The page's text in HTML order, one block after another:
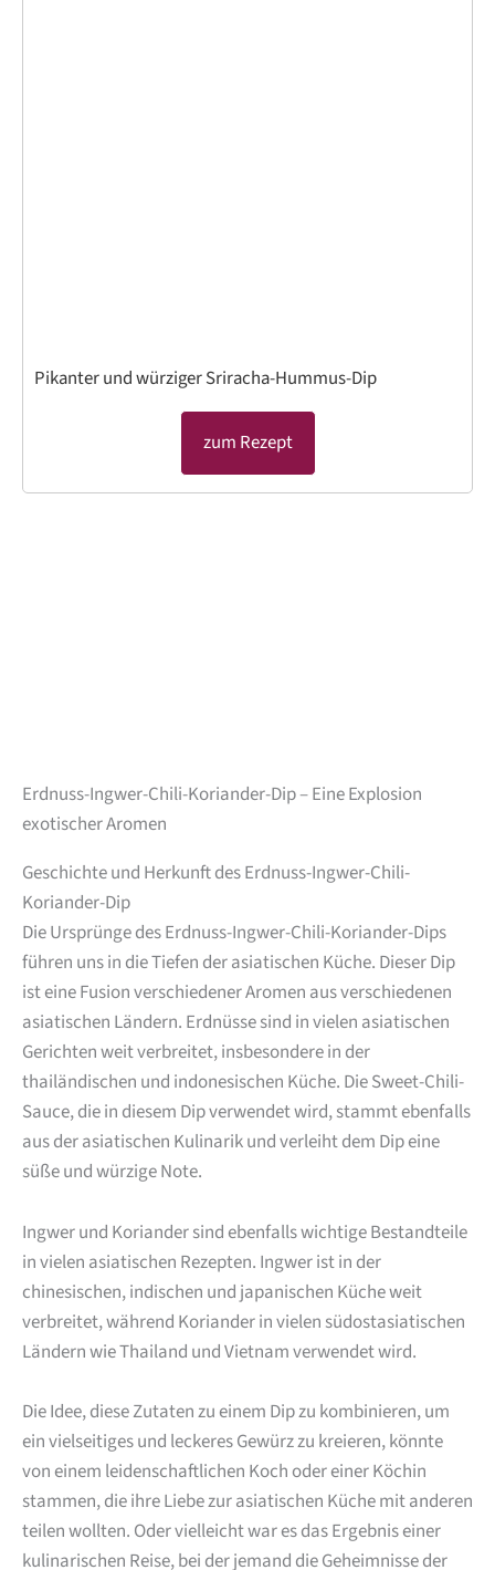
Pikanter und würziger Sriracha-Hummus-Dip
zum Rezept
Erdnuss-Ingwer-Chili-Koriander-Dip – Eine Explosion
exotischer Aromen
Geschichte und Herkunft des Erdnuss-Ingwer-Chili-
Koriander-Dip
Die Ursprünge des Erdnuss-Ingwer-Chili-Koriander-Dips
führen uns in die Tiefen der asiatischen Küche. Dieser Dip
ist eine Fusion verschiedener Aromen aus verschiedenen
asiatischen Ländern. Erdnüsse sind in vielen asiatischen
Gerichten weit verbreitet, insbesondere in der
thailändischen und indonesischen Küche. Die Sweet-Chili-
Sauce, die in diesem Dip verwendet wird, stammt ebenfalls
aus der asiatischen Kulinarik und verleiht dem Dip eine
süße und würzige Note.
Ingwer und Koriander sind ebenfalls wichtige Bestandteile
in vielen asiatischen Rezepten. Ingwer ist in der
chinesischen, indischen und japanischen Küche weit
verbreitet, während Koriander in vielen südostasiatischen
Ländern wie Thailand und Vietnam verwendet wird.
Die Idee, diese Zutaten zu einem Dip zu kombinieren, um
ein vielseitiges und leckeres Gewürz zu kreieren, könnte
von einem leidenschaftlichen Koch oder einer Köchin
stammen, die ihre Liebe zur asiatischen Küche mit anderen
teilen wollten. Oder vielleicht war es das Ergebnis einer
kulinarischen Reise, bei der jemand die Geheimnisse der